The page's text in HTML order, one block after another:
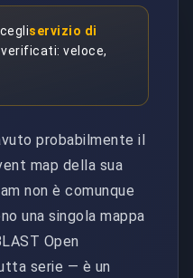
servizio di
veloce,
probabilmente il
map della sua
non è comunque
una singola mappa
Open
serie — è un